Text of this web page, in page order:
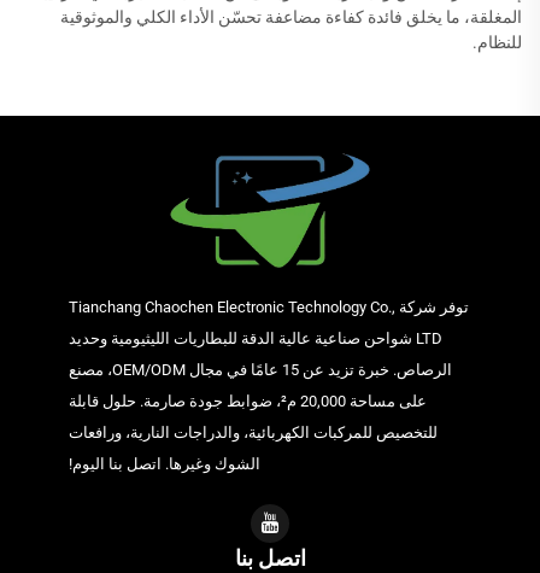
المغلقة، ما يخلق فائدة كفاءة مضاعفة تحسّن الأداء الكلي والموثوقية
للنظام.
توفر شركة Tianchang Chaochen Electronic Technology Co.,
LTD شواحن صناعية عالية الدقة للبطاريات الليثيومية وحديد
الرصاص. خبرة تزيد عن 15 عامًا في مجال OEM/ODM، مصنع
على مساحة 20,000 م²، ضوابط جودة صارمة. حلول قابلة
للتخصيص للمركبات الكهربائية، والدراجات النارية، ورافعات
الشوك وغيرها. اتصل بنا اليوم!
اتصل بنا